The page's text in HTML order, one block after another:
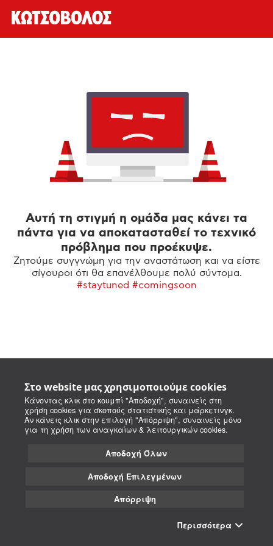
Στο website μας χρησιμοποιούμε cookies
Κάνοντας κλικ στο κουμπί "Αποδοχή", συναινείς στη
χρήση cookies για σκοπούς στατιστικής και μάρκετινγκ.
Αν κάνεις κλικ στην επιλογή "Απόρριψη", συναινείς μόνο
για τη χρήση των αναγκαίων & λειτουργικών cookies.
Αποδοχή Όλων
Αποδοχή Επιλεγμένων
Απόρριψη
Περισσότερα
Αυτή τη στιγμή η ομάδα μας κάνει τα
πάντα για να αποκατασταθεί το τεχνικό
πρόβλημα που προέκυψε.
Ζητούμε συγγνώμη για την αναστάτωση και να είστε
σίγουροι ότι θα επανέλθουμε πολύ σύντομα.
#staytuned #comingsoon